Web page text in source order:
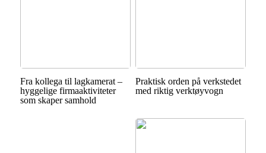
Fra kollega til lagkamerat –
hyggelige firmaaktiviteter
som skaper samhold
Praktisk orden på verkstedet
med riktig verktøyvogn